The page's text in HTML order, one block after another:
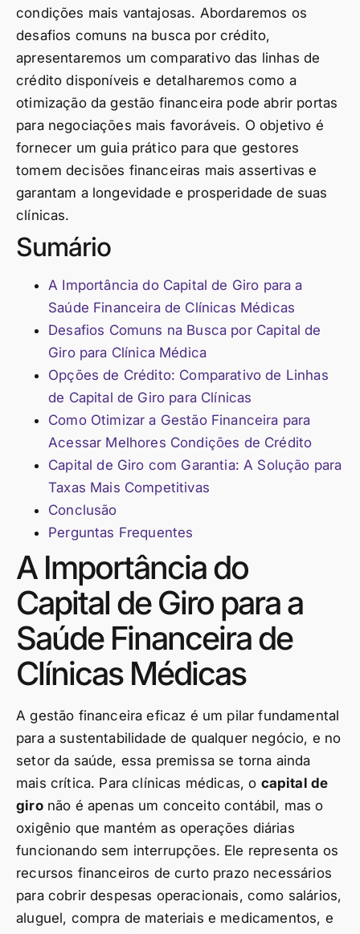
condições mais vantajosas. Abordaremos os
desafios comuns na busca por crédito,
apresentaremos um comparativo das linhas de
crédito disponíveis e detalharemos como a
otimização da gestão financeira pode abrir portas
para negociações mais favoráveis. O objetivo é
fornecer um guia prático para que gestores
tomem decisões financeiras mais assertivas e
garantam a longevidade e prosperidade de suas
clínicas.
Sumário
A Importância do Capital de Giro para a
Saúde Financeira de Clínicas Médicas
Desafios Comuns na Busca por Capital de
Giro para Clínica Médica
Opções de Crédito: Comparativo de Linhas
de Capital de Giro para Clínicas
Como Otimizar a Gestão Financeira para
Acessar Melhores Condições de Crédito
Capital de Giro com Garantia: A Solução para
Taxas Mais Competitivas
Conclusão
Perguntas Frequentes
A Importância do
Capital de Giro para a
Saúde Financeira de
Clínicas Médicas
A gestão financeira eficaz é um pilar fundamental
para a sustentabilidade de qualquer negócio, e no
setor da saúde, essa premissa se torna ainda
mais crítica. Para clínicas médicas, o capital de
gironão é apenas um conceito contábil, mas o
oxigênio que mantém as operações diárias
funcionando sem interrupções. Ele representa os
recursos financeiros de curto prazo necessários
para cobrir despesas operacionais, como salários,
aluguel, compra de materiais e medicamentos, e